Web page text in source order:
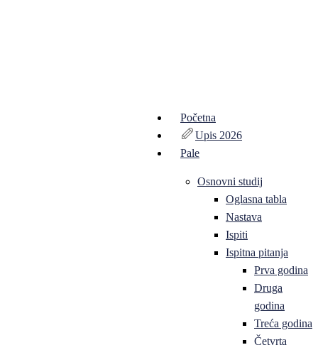
Početna
Upis 2026
Pale
Osnovni studij
Oglasna tabla
Nastava
Ispiti
Ispitna pitanja
Prva godina
Druga
godina
Treća godina
Četvrta